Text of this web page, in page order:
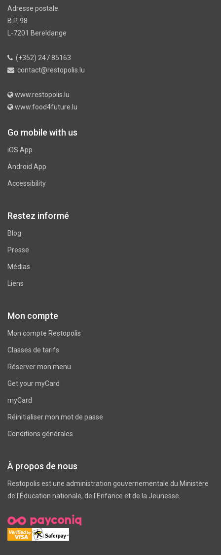
Adresse postale:
B.P. 98
L-7201 Bereldange
(+352) 247 85163
contact@restopolis.lu
www.restopolis.lu
www.food4future.lu
Go mobile with us
iOS App
Android App
Accessibility
Restez informé
Blog
Presse
Médias
Liens
Mon compte
Mon compte Restopolis
Classes de tarifs
Réserver mon menu
Get your myCard
myCard
Réinitialiser mon mot de passe
Conditions générales
À propos de nous
Restopolis est une administration gouvernementale du Ministère
de l'Éducation nationale, de l'Enfance et de la Jeunesse